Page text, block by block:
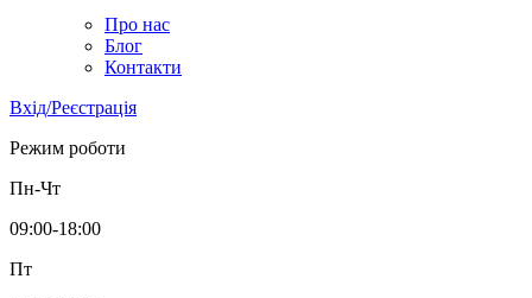
Про нас
Блог
Контакти
Вхід/Реєстрація
Режим роботи
Пн-Чт
09:00-18:00
Пт